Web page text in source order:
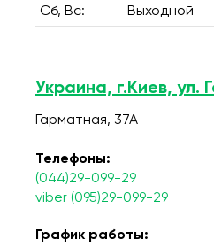
Сб, Вс: Выходной
Украина, г.Киев, ул.
Гарматная, 37А
Телефоны:
(044)29-099-29
viber (095)29-099-29
График работы: